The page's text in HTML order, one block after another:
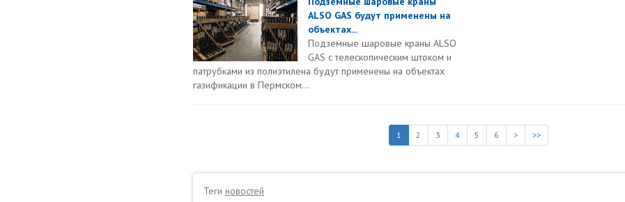
ALSO GAS будут применены на
объектах...
Подземные шаровые краны ALSO
GAS с телескопическим штоком и
патрубками из полиэтилена будут применены на объектах
газификации в Пермском...
1 2 3 4 5 6 > >>
Теги новостей